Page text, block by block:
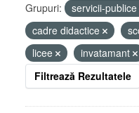
Grupuri: servicii-publice
cadre didactice
licee
invatamant
Filtrează Rezultatele